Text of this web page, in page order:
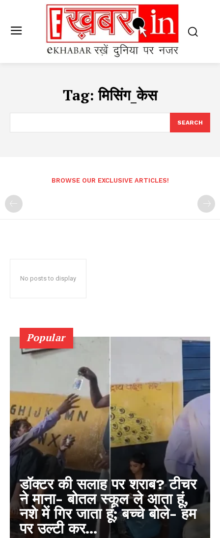
Tag:मिसिंग_केस
SEARCH
BROWSE OUR EXCLUSIVE ARTICLES!
No posts to display
Popular
डॉक्टर की सलाह पर शराब? टीचर
ने माना- बोतल स्कूल ले आता हूं,
नशे में गिर जाता हूं; बच्चे बोले- हम
पर उल्टी कर...